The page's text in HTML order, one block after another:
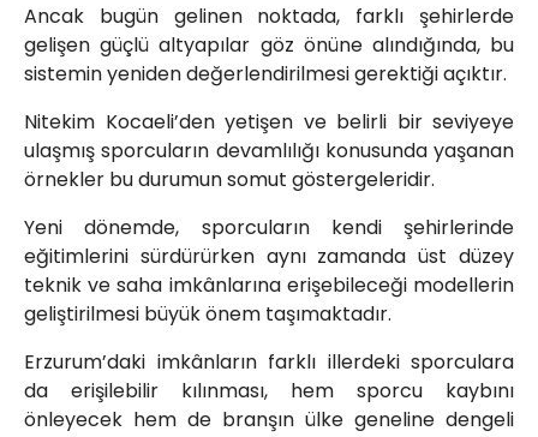
Ancak bugün gelinen noktada, farklı şehirlerde
gelişen güçlü altyapılar göz önüne alındığında, bu
sistemin yeniden değerlendirilmesi gerektiği açıktır.
Nitekim Kocaeli’den yetişen ve belirli bir seviyeye
ulaşmış sporcuların devamlılığı konusunda yaşanan
örnekler bu durumun somut göstergeleridir.
Yeni dönemde, sporcuların kendi şehirlerinde
eğitimlerini sürdürürken aynı zamanda üst düzey
teknik ve saha imkânlarına erişebileceği modellerin
geliştirilmesi büyük önem taşımaktadır.
Erzurum’daki imkânların farklı illerdeki sporculara
da erişilebilir kılınması, hem sporcu kaybını
önleyecek hem de branşın ülke geneline dengeli